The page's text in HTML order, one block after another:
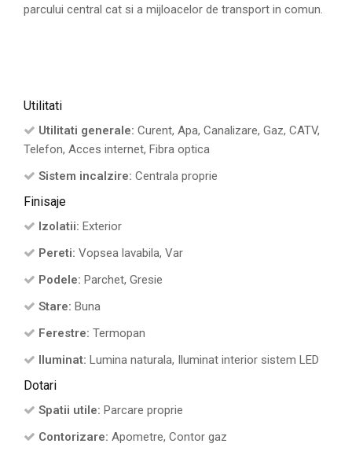
parcului central cat si a mijloacelor de transport in comun.
Utilitati
Utilitati generale: Curent, Apa, Canalizare, Gaz, CATV,
Telefon, Acces internet, Fibra optica
Sistem incalzire: Centrala proprie
Finisaje
Izolatii: Exterior
Pereti: Vopsea lavabila, Var
Podele: Parchet, Gresie
Stare: Buna
Ferestre: Termopan
Iluminat: Lumina naturala, Iluminat interior sistem LED
Dotari
Spatii utile: Parcare proprie
Contorizare: Apometre, Contor gaz